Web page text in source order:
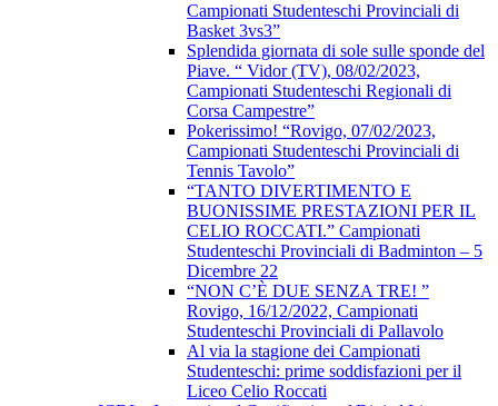
Campionati Studenteschi Provinciali di
Basket 3vs3”
Splendida giornata di sole sulle sponde del
Piave. “ Vidor (TV), 08/02/2023,
Campionati Studenteschi Regionali di
Corsa Campestre”
Pokerissimo! “Rovigo, 07/02/2023,
Campionati Studenteschi Provinciali di
Tennis Tavolo”
“TANTO DIVERTIMENTO E
BUONISSIME PRESTAZIONI PER IL
CELIO ROCCATI.” Campionati
Studenteschi Provinciali di Badminton – 5
Dicembre 22
“NON C’È DUE SENZA TRE! ”
Rovigo, 16/12/2022, Campionati
Studenteschi Provinciali di Pallavolo
Al via la stagione dei Campionati
Studenteschi: prime soddisfazioni per il
Liceo Celio Roccati